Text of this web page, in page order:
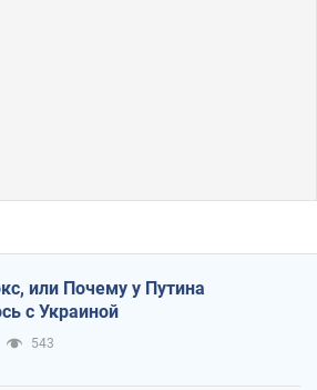
или Почему у Путина
с Украиной
543